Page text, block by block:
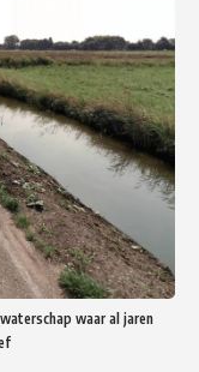
waar al jaren